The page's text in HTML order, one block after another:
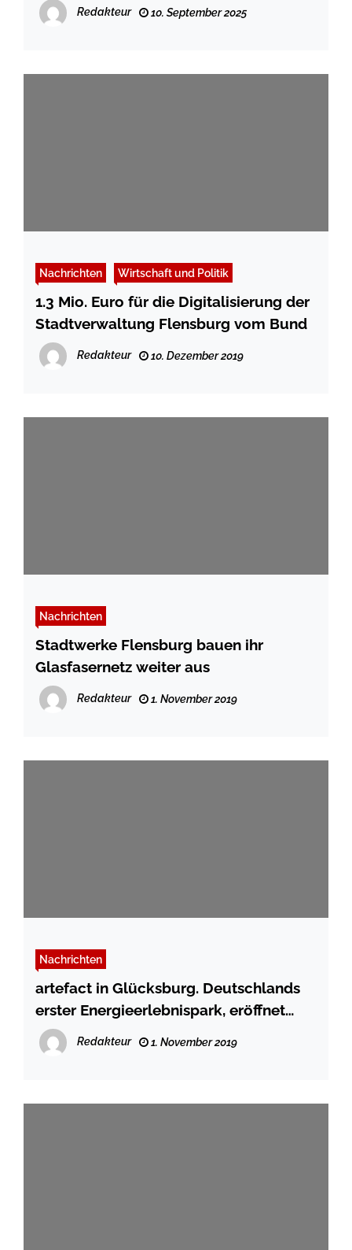
Redakteur 10. September 2025
Nachrichten Wirtschaft und Politik
1.3 Mio. Euro für die Digitalisierung der
Stadtverwaltung Flensburg vom Bund
Redakteur 10. Dezember 2019
Nachrichten
Stadtwerke Flensburg bauen ihr
Glasfasernetz weiter aus
Redakteur 1. November 2019
Nachrichten
artefact in Glücksburg. Deutschlands
erster Energieerlebnispark, eröffnet
Saison
Redakteur 1. November 2019